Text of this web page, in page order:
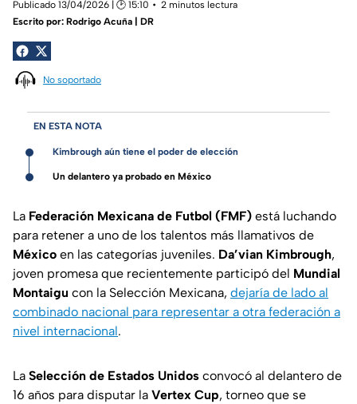
Publicado 13/04/2026 | 🕑 15:10
2 minutos lectura
Escrito por: Rodrigo Acuña | DR
No soportado
EN ESTA NOTA
Kimbrough aún tiene el poder de elección
Un delantero ya probado en México
La Federación Mexicana de Futbol (FMF) está luchando
para retener a uno de los talentos más llamativos de
México en las categorías juveniles. Da’vian Kimbrough,
joven promesa que recientemente participó del Mundial
Montaigu con la Selección Mexicana, dejaría de lado al
combinado nacional para representar a otra federación a
nivel internacional.
La Selección de Estados Unidos convocó al delantero de
16 años para disputar la Vertex Cup, torneo que se